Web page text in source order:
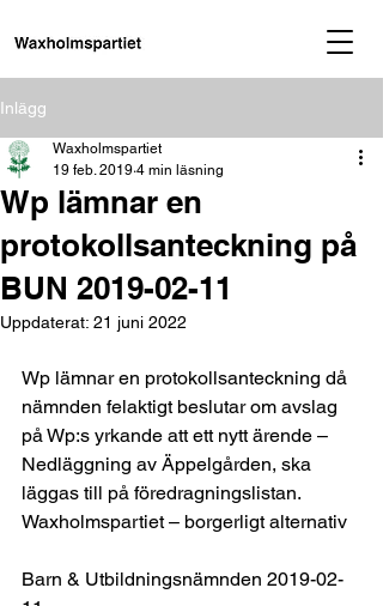
Inlägg
Wp lämnar en
protokollsanteckning på
BUN 2019-02-11
Waxholmspartiet
19 feb. 2019 4 min läsning
Uppdaterat: 21 juni 2022
Wp lämnar en protokollsanteckning då
nämnden felaktigt beslutar om avslag
på Wp:s yrkande att ett nytt ärende –
Nedläggning av Äppelgården, ska
läggas till på föredragningslistan.
Waxholmspartiet – borgerligt alternativ
Barn & Utbildningsnämnden 2019-02-